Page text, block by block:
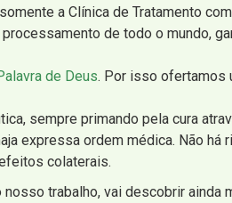
a Clínica de Tratamento
de todo o mundo,
de Deus. Por isso ofertamos
sempre primando pela cura
expressa ordem médica. Não
colaterais.
trabalho, vai descobrir